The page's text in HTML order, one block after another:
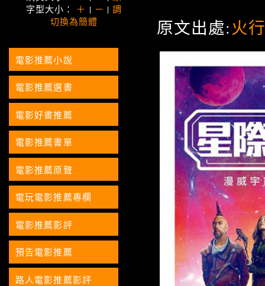
原文出處:火
字型大小： ＋ | － |調
切換為簡體
電影推薦小說
電影推薦選書
電影好書推薦
電影推薦書單
電影推薦原聲
電玩電影推薦專欄
電影推薦影評
預告電影推薦
路人電影推薦影評